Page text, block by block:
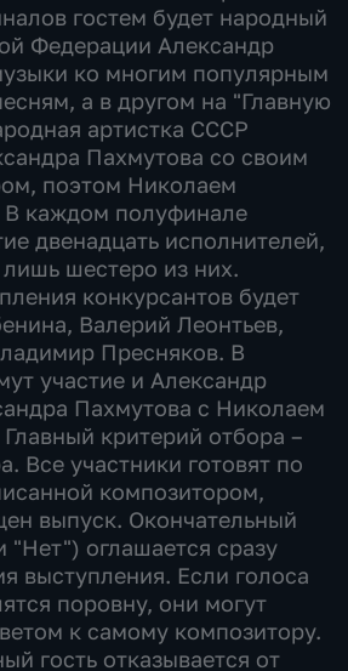
гостем будет народный
Федерации Александр
ко многим популярным
а в другом на "Главную
артистка СССР
Пахмутова со своим
поэтом Николаем
каждом полуфинале
двенадцать исполнителей,
шестеро из них.
конкурсантов будет
Валерий Леонтьев,
Пресняков. В
участие и Александр
Пахмутова с Николаем
критерий отбора –
Все участники готовят по
композитором,
выпуск. Окончательный
"Нет") оглашается сразу
выступления. Если голоса
поровну, они могут
к самому композитору.
гость отказывается от